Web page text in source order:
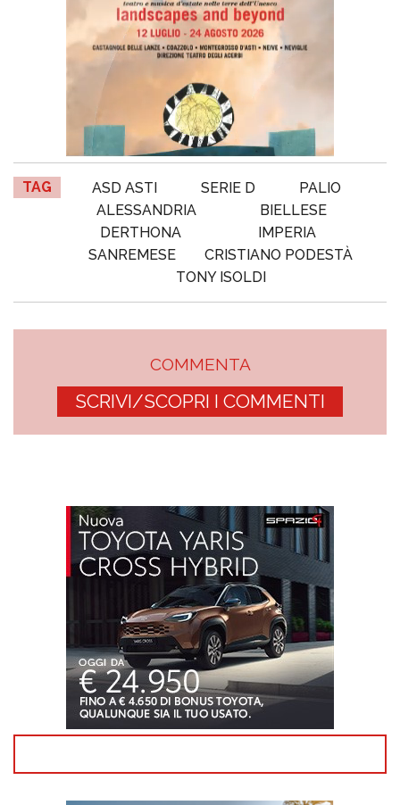
TAG ASD ASTI SERIE D
PALIO
ALESSANDRIA
BIELLESE
DERTHONA
IMPERIA
SANREMESE
CRISTIANO PODESTÀ
TONY ISOLDI
COMMENTA
SCRIVI/SCOPRI I COMMENTI